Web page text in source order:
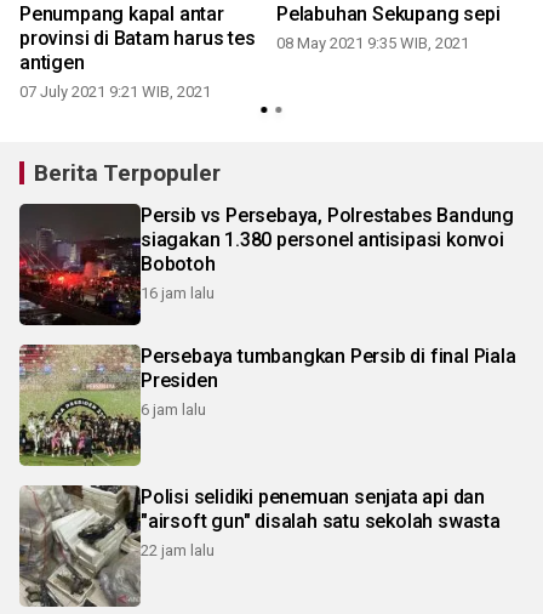
Penumpang kapal antar
provinsi di Batam harus tes
antigen
07 July 2021 9:21 WIB, 2021
Pelabuhan Sekupang sepi
08 May 2021 9:35 WIB, 2021
Berita Terpopuler
Persib vs Persebaya, Polrestabes Bandung
siagakan 1.380 personel antisipasi konvoi
Bobotoh
16 jam lalu
Persebaya tumbangkan Persib di final Piala
Presiden
6 jam lalu
Polisi selidiki penemuan senjata api dan
"airsoft gun" disalah satu sekolah swasta
22 jam lalu